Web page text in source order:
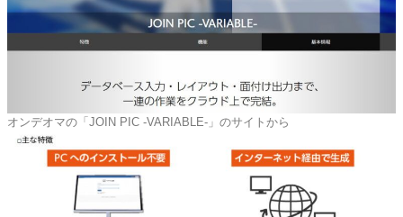
オンデオマの「JOIN PIC -VARIABLE-」のサイトから